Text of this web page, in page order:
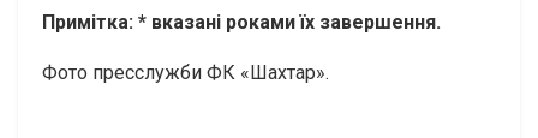
Примітка: * вказані роками їх завершення.
Фото пресслужби ФК «Шахтар».